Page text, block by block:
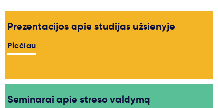
Paslaugos
Kodėl Kastu?
Naujienos
Prezentacijos apie studijas užsienyje
Plačiau
Seminarai apie streso valdymą